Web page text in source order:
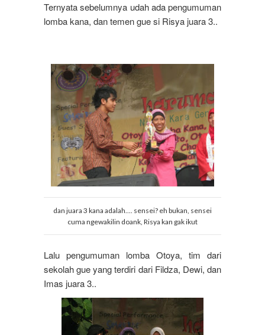
Ternyata sebelumnya udah ada pengumuman
lomba kana, dan temen gue si Risya juara 3..
dan juara 3 kana adalah.... sensei? eh bukan, sensei
cuma ngewakilin doank, Risya kan gak ikut
Lalu pengumuman lomba Otoya, tim dari
sekolah gue yang terdiri dari Fildza, Dewi, dan
Imas juara 3..